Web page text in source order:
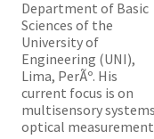
Department of Basic
Sciences of the
University of
Engineering (UNI),
Lima, PerÃº. His
current focus is on
multisensory
optical measurement